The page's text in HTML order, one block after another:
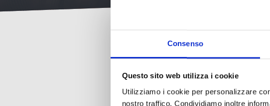
Consenso
Questo sito web utilizza i cookie
Utilizziamo i cookie per personalizzare
nostro traffico. Condividiamo inoltre